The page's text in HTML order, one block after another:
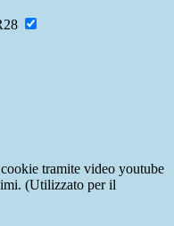
tramite video youtube
(Utilizzato per il